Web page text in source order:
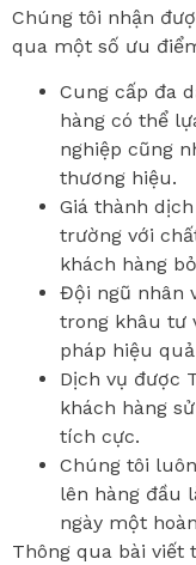
Chúng tôi nhận
qua một số ưu
Cung cấp đa
hàng có thể
nghiệp cũng
thương hiệu.
Giá thành
trường với
khách hàng
Đội ngũ nhân
trong khâu tư
pháp hiệu
Dịch vụ được
khách hàng
tích cực.
Chúng tôi
lên hàng đầu
ngày một
Thông qua bài viết